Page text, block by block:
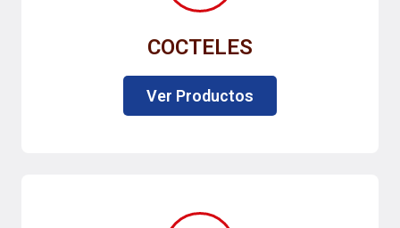
COCTELES
Ver Productos